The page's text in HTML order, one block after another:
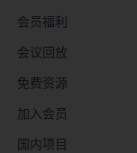
会员福利
会议回放
免费资源
加入会员
国内项目